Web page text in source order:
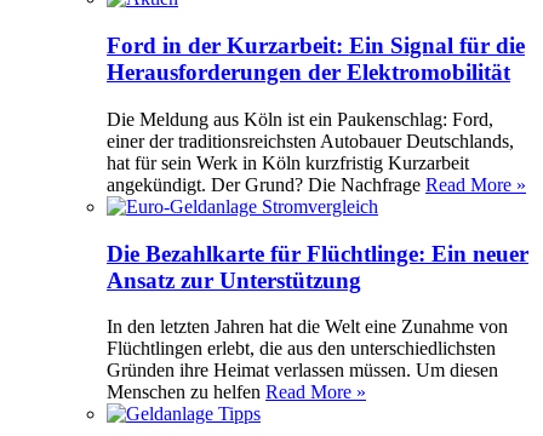
Ford in der Kurzarbeit: Ein Signal für die
Herausforderungen der Elektromobilität
Die Meldung aus Köln ist ein Paukenschlag: Ford,
einer der traditionsreichsten Autobauer Deutschlands,
hat für sein Werk in Köln kurzfristig Kurzarbeit
angekündigt. Der Grund? Die Nachfrage Read More »
Die Bezahlkarte für Flüchtlinge: Ein neuer
Ansatz zur Unterstützung
In den letzten Jahren hat die Welt eine Zunahme von
Flüchtlingen erlebt, die aus den unterschiedlichsten
Gründen ihre Heimat verlassen müssen. Um diesen
Menschen zu helfen Read More »